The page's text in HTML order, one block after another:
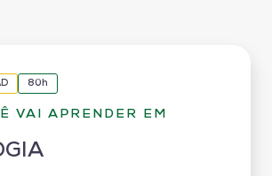
80h
VAI APRENDER EM